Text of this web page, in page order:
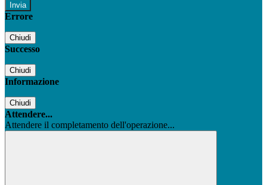
Errore
Chiudi
Successo
Chiudi
Informazione
Chiudi
Attendere...
Attendere il completamento dell'operazione...